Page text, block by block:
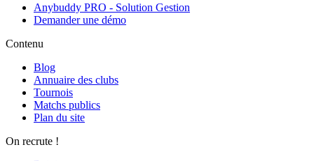
Anybuddy PRO - Solution Gestion
Demander une démo
Contenu
Blog
Annuaire des clubs
Tournois
Matchs publics
Plan du site
On recrute !